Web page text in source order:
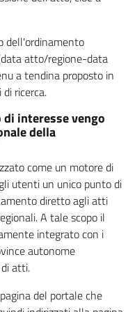
dell'ordinamento
atto/regione-data
a tendina proposto in
ricerca.
interesse vengo
della
come un motore di
utenti un unico punto di
diretto agli atti
A tale scopo il
integrato con i
autonome
atti.
del portale che